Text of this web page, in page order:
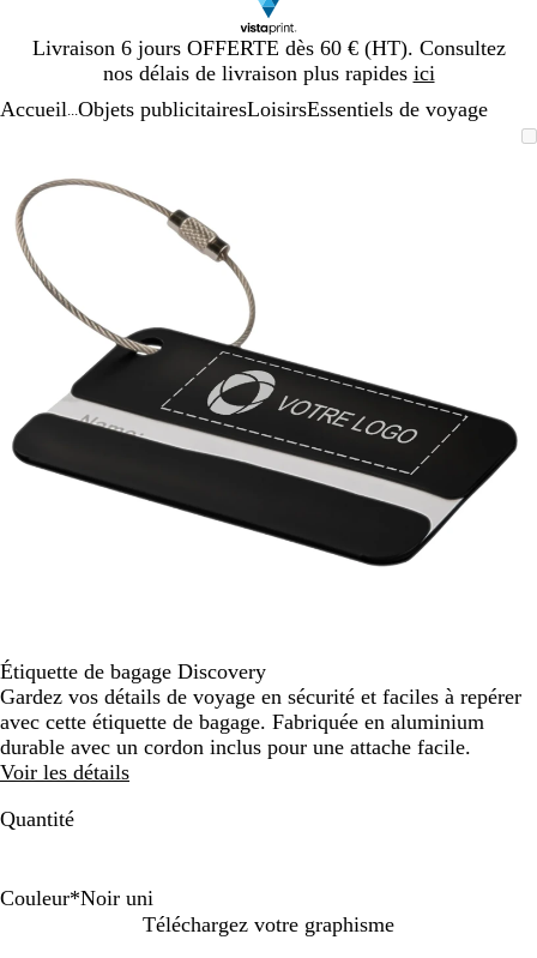
Livraison 6 jours OFFERTE dès 60 € (HT). Consultez
nos délais de livraison plus rapides ici
Diapositive
1
Accueil Objets publicitairesLoisirsEssentiels de voyage
les
touches
fléchées
pour
faire
défiler
Étiquette de bagage Discovery
Gardez vos détails de voyage en sécurité et faciles à repérer
avec cette étiquette de bagage. Fabriquée en aluminium
durable avec un cordon inclus pour une attache facile.
Voir les détails
Quantité
Couleur*Noir uni
Téléchargez votre graphisme